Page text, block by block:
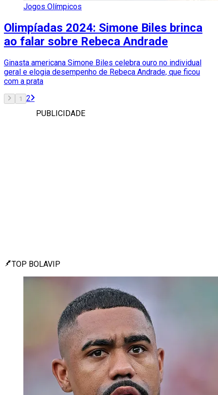
Jogos Olímpicos
Olimpíadas 2024: Simone Biles brinca
ao falar sobre Rebeca Andrade
Ginasta americana Simone Biles celebra ouro no individual
geral e elogia desempenho de Rebeca Andrade, que ficou
com a prata
1
2
PUBLICIDADE
TOP BOLAVIP